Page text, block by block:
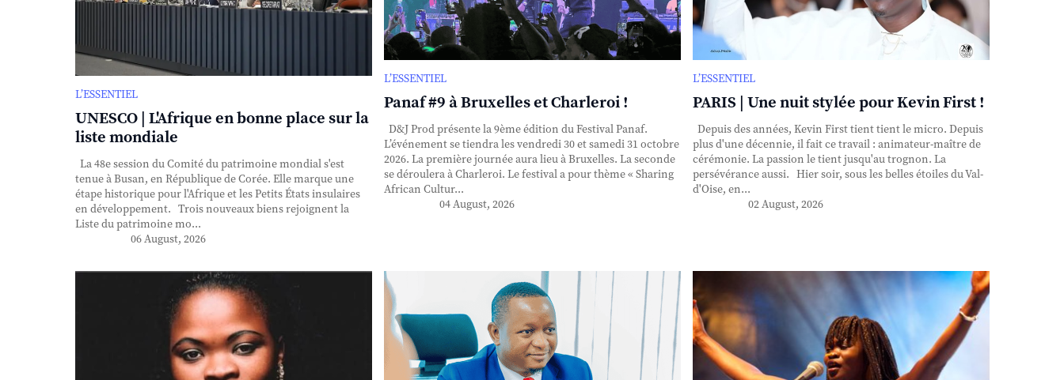
L’ESSENTIEL
UNESCO | L'Afrique en bonne place sur la
liste mondiale
La 48e session du Comité du patrimoine mondial s'est
tenue à Busan, en République de Corée. Elle marque une
étape historique pour l'Afrique et les Petits États insulaires
en développement. Trois nouveaux biens rejoignent la
Liste du patrimoine mo...
06 August, 2026
L’ESSENTIEL
Panaf #9 à Bruxelles et Charleroi !
D&J Prod présente la 9ème édition du Festival Panaf.
L’événement se tiendra les vendredi 30 et samedi 31 octobre
2026. La première journée aura lieu à Bruxelles. La seconde
se déroulera à Charleroi. Le festival a pour thème « Sharing
African Cultur...
04 August, 2026
L’ESSENTIEL
PARIS | Une nuit stylée pour Kevin First !
Depuis des années, Kevin First tient tient le micro. Depuis
plus d'une décennie, il fait ce travail : animateur-maître de
cérémonie. La passion le tient jusqu'au trognon. La
persévérance aussi. Hier soir, sous les belles étoiles du Val-
d'Oise, en...
02 August, 2026